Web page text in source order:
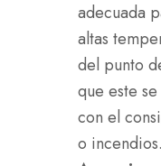
adecuada
altas
del punto
que este
con el
o incendios.